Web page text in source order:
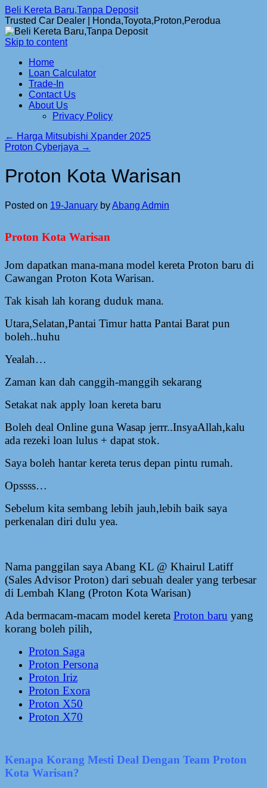
Beli Kereta Baru,Tanpa Deposit
Trusted Car Dealer | Honda,Toyota,Proton,Perodua
Skip to content
Home
Loan Calculator
Trade-In
Contact Us
About Us
Privacy Policy
← Harga Mitsubishi Xpander 2025
Proton Cyberjaya →
Proton Kota Warisan
Posted on 19-January byAbang Admin
Proton Kota Warisan
Jom dapatkan mana-mana model kereta Proton baru di
Cawangan Proton Kota Warisan.
Tak kisah lah korang duduk mana.
Utara,Selatan,Pantai Timur hatta Pantai Barat pun
boleh..huhu
Yealah…
Zaman kan dah canggih-manggih sekarang
Setakat nak apply loan kereta baru
Boleh deal Online guna Wasap jerrr..InsyaAllah,kalu
ada rezeki loan lulus + dapat stok.
Saya boleh hantar kereta terus depan pintu rumah.
Opssss…
Sebelum kita sembang lebih jauh,lebih baik saya
perkenalan diri dulu yea.
Nama panggilan saya Abang KL @ Khairul Latiff
(Sales Advisor Proton) dari sebuah dealer yang terbesar
di Lembah Klang (Proton Kota Warisan)
Ada bermacam-macam model kereta Proton baru yang
korang boleh pilih,
Proton Saga
Proton Persona
Proton Iriz
Proton Exora
Proton X50
Proton X70
Kenapa Korang Mesti Deal Dengan Team Proton
Kota Warisan?